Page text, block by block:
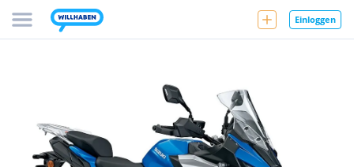
Einloggen